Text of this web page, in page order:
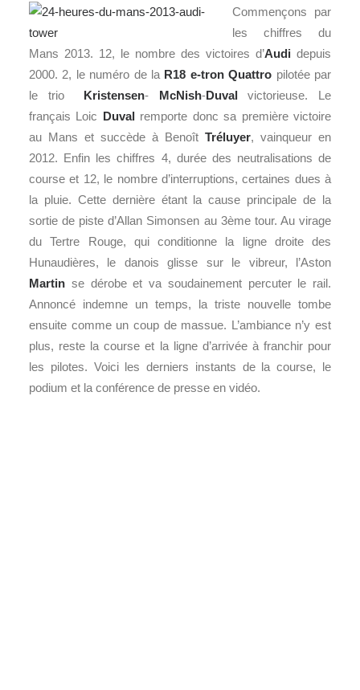
Commençons par
les chiffres du
Mans 2013. 12, le nombre des victoires d’Audi depuis
2000. 2, le numéro de la R18 e-tron Quattro pilotée par
le trio
Kristensen- McNish-Duval victorieuse. Le
français Loic Duval remporte donc sa première victoire
au Mans et succède à Benoît Tréluyer, vainqueur en
2012. Enfin les chiffres 4, durée des neutralisations de
course et 12, le nombre d’interruptions, certaines dues à
la pluie. Cette dernière étant la cause principale de la
sortie de piste d’Allan Simonsen au 3ème tour. Au virage
du Tertre Rouge, qui conditionne la ligne droite des
Hunaudières, le danois glisse sur le vibreur, l’Aston
Martin se dérobe et va soudainement percuter le rail.
Annoncé indemne un temps, la triste nouvelle tombe
ensuite comme un coup de massue. L’ambiance n’y est
plus, reste la course et la ligne d’arrivée à franchir pour
les pilotes. Voici les derniers instants de la course, le
podium et la conférence de presse en vidéo.